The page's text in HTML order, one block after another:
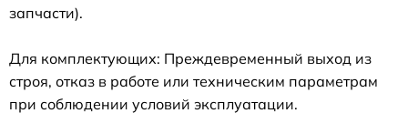
запчасти).
Для комплектующих: Преждевременный выход из
строя, отказ в работе или техническим параметрам
при соблюдении условий эксплуатации.